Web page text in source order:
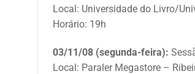
Local: Universidade do Livro/
Horário: 19h
03/11/08 (segunda-feira):
Local: Paraler Megastore –